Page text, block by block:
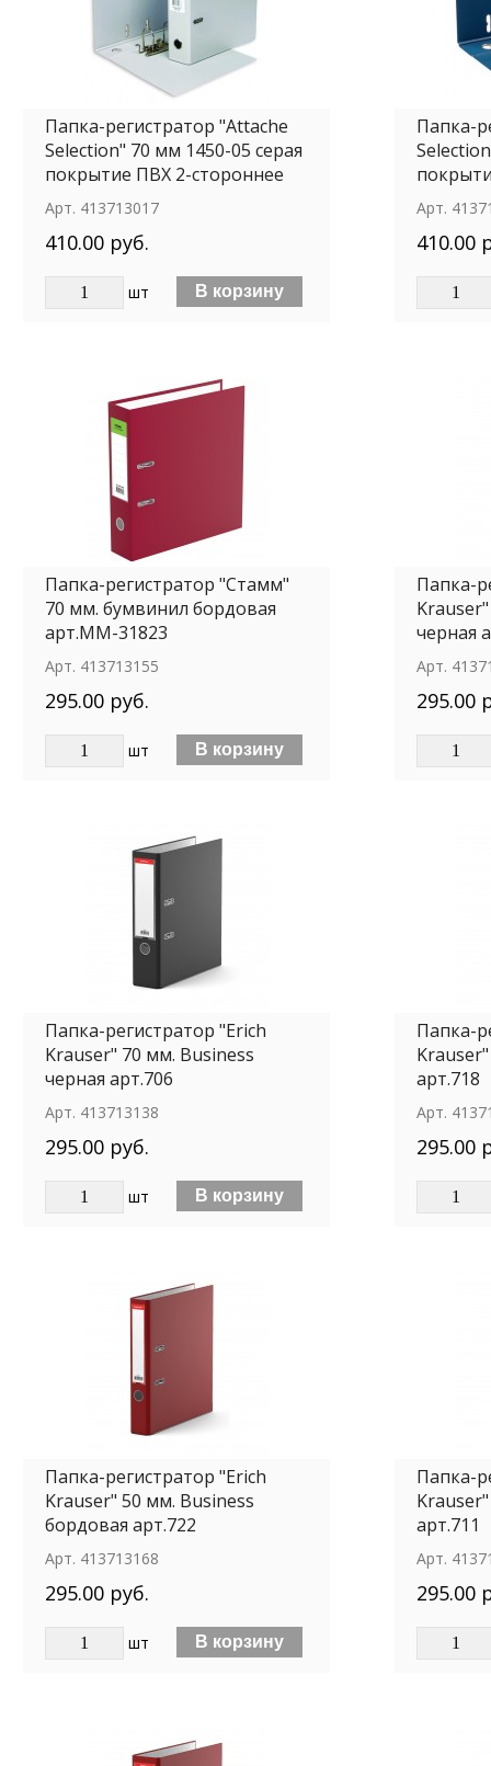
Папка-регистратор "Attache
Selection" 70 мм 1450-05 серая
покрытие ПВХ 2-стороннее
Арт. 413713017
410.00 руб.
шт
Папка-
Арт.
410.00
Папка-регистратор "Стамм"
70 мм. бумвинил бордовая
арт.ММ-31823
Арт. 413713155
295.00 руб.
шт
Папка-
черная
Арт.
295.00
Папка-регистратор "Erich
Krauser" 70 мм. Business
черная арт.706
Арт. 413713138
295.00 руб.
шт
Папка-
арт.718
Арт.
295.00
Папка-регистратор "Erich
Krauser" 50 мм. Business
бордовая арт.722
Арт. 413713168
295.00 руб.
шт
Папка-
арт.711
Арт.
295.00